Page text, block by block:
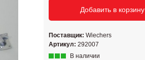
Поставщик: Wiechers
Артикул: 292007
В наличии